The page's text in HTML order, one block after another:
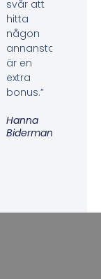
svår att
hitta
någon
annanstans
är en
extra
bonus.”
Hanna
Biderman